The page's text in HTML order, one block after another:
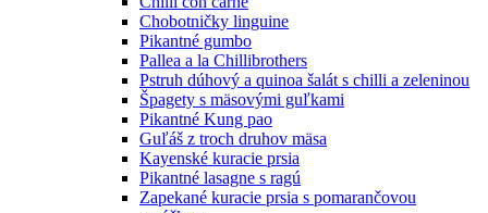
Chobotničky linguine
Pikantné gumbo
Pallea a la Chillibrothers
Pstruh dúhový a quinoa šalát s chilli a zeleninou
Špagety s mäsovými guľkami
Pikantné Kung pao
Guľáš z troch druhov mäsa
Kayenské kuracie prsia
Pikantné lasagne s ragú
Zapekané kuracie prsia s pomarančovou